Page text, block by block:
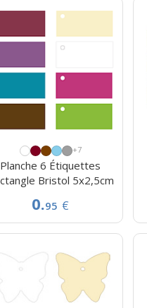
+7
Planche 6 Étiquettes
Bristol 5x2,5cm
0.95 €